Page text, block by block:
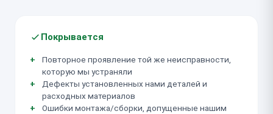
Покрывается
Повторное проявление той же неисправности,
которую мы устраняли
Дефекты установленных нами деталей и
расходных материалов
Ошибки монтажа/сборки, допущенные нашим